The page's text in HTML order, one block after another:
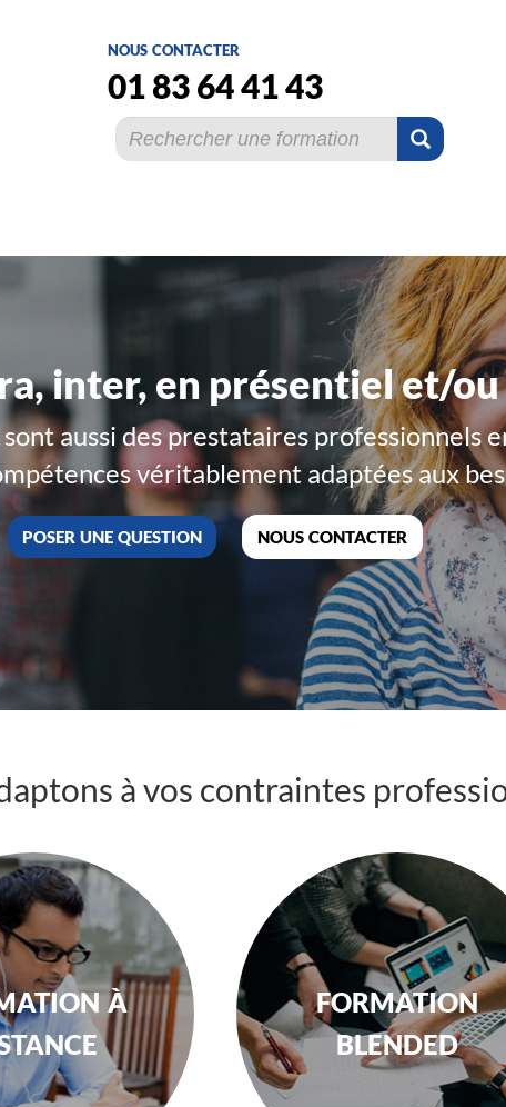
nous contacter
01 83 64 41 43
inter, en présentiel et/ou
aussi des prestataires professionnels
véritablement adaptées aux
poser une question nous contacter
à vos contraintes
à
formation
blended